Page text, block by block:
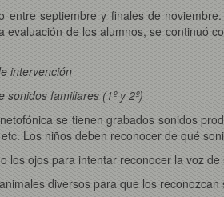
entre septiembre y finales de
evaluación de los alumnos, se continuó
intervención
sonidos familiares (1º y 2º)
se tienen grabados sonidos
Los niños deben reconocer de qué
los ojos para intentar reconocer la voz
diversos para que los reconozcan